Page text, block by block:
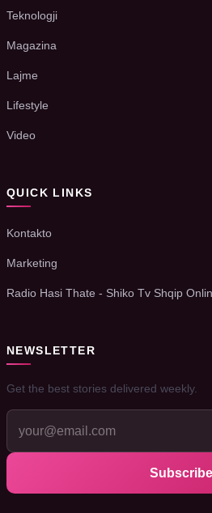
Teknologji
Magazina
Lajme
Lifestyle
Video
QUICK LINKS
Kontakto
Marketing
Radio Hasi Thate - Shiko Tv Shqip
NEWSLETTER
Get the best stories delivered weekly.
Subscribe